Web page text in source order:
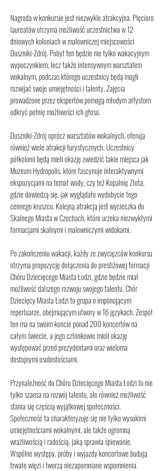
Nagroda w konkursie jest niezwykle atrakcyjna. Pięcioro
laureatów otrzyma możliwość uczestnictwa w 12
dniowych koloniach w malowniczej miejscowości
Duszniki-Zdrój. Pobyt ten będzie nie tylko wakacyjnym
wypoczynkiem, lecz także intensywnym warsztatem
wokalnym, podczas którego uczestnicy będą mogli
rozwijać swoje umiejętności i talenty. Zajęcia
prowadzone przez ekspertów pomogą młodym artystom
odkryć pełnię możliwości ich głosu.
Duszniki-Zdrój oprócz warsztatów wokalnych, oferują
również wiele atrakcji turystycznych. Uczestnicy
półkolonii będą mieli okazję zwiedzić takie miejsca jak
Muzeum Hydropolis, które fascynuje interaktywnymi
ekspozycjami na temat wody, czy też Kopalnię Złota,
gdzie dowiedzą się, jak wyglądało wydobycie tego
cennego kruszcu. Kolejną atrakcją jest wycieczka do
Skalnego Miasta w Czechach, które urzeka niezwykłymi
formacjami skalnymi i malowniczymi widokami.
Po zakończeniu wakacji, każdy ze zwycięzców konkursu
otrzyma propozycję dołączenia do prestiżowej formacji
Chóru Dziecięcego Miasta Łodzi, gdzie będzie miał
możliwość dalszego rozwoju swojego talentu. Chór
Dziecięcy Miasta Łodzi to grupa o imponującym
repertuarze, obejmującym utwory w 16 językach. Zespół
ten ma na swoim koncie ponad 200 koncertów na
całym świecie, a jego członkowie mieli okazję
występować przed prezydentami oraz wieloma
dostojnymi osobistościami.
Przynależność do Chóru Dziecięcego Miasta Łodzi to nie
tylko szansa na rozwój talentu, ale również możliwość
stania się częścią wyjątkowej społeczności.
Społeczność ta charakteryzuje się nie tylko wysokimi
umiejętnościami wokalnymi, ale także ogromną
wrażliwością i radością, jaką sprawia śpiewanie.
Wspólne występy, próby i wyjazdy koncertowe budują
trwałe więzi i tworzą niezapomniane wspomnienia.